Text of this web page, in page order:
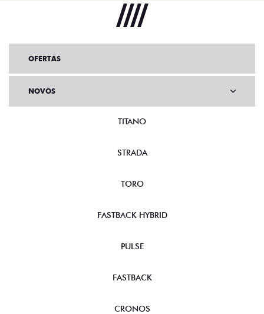
OFERTAS
NOVOS
TITANO
STRADA
TORO
FASTBACK HYBRID
PULSE
FASTBACK
CRONOS